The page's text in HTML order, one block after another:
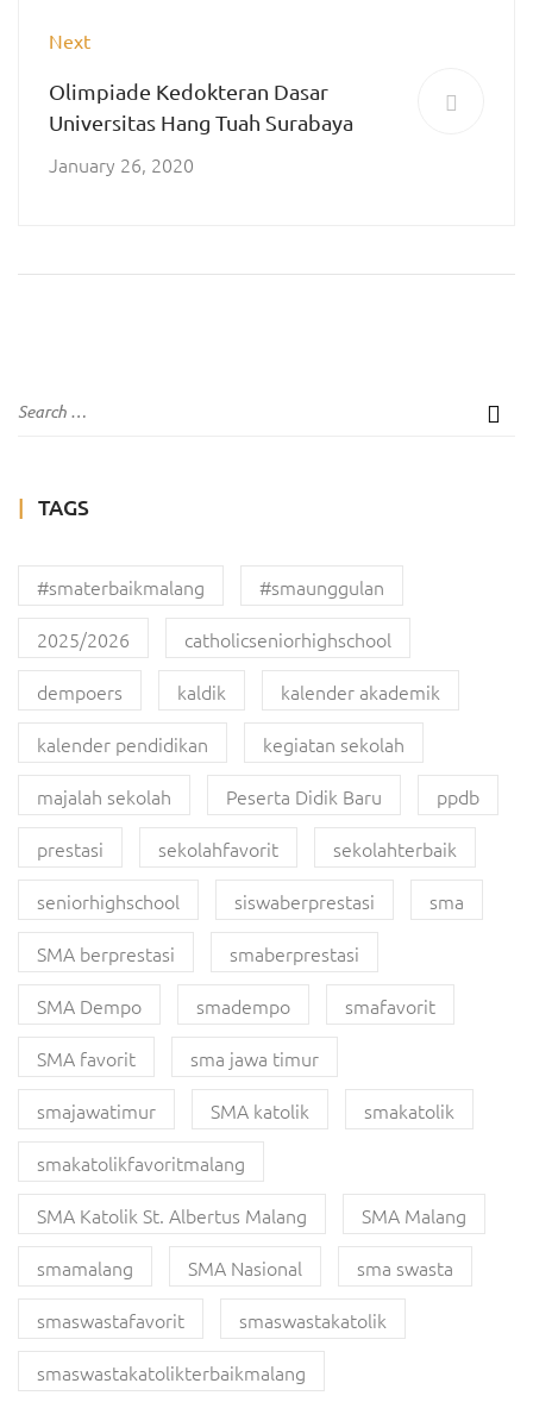
Next
Olimpiade Kedokteran Dasar
Universitas Hang Tuah Surabaya
January 26, 2020
TAGS
#smaterbaikmalang
#smaunggulan
2025/2026
catholicseniorhighschool
dempoers
kaldik
kalender akademik
kalender pendidikan
kegiatan sekolah
majalah sekolah
Peserta Didik Baru
ppdb
prestasi
sekolahfavorit
sekolahterbaik
seniorhighschool
siswaberprestasi
sma
SMA berprestasi
smaberprestasi
SMA Dempo
smadempo
smafavorit
SMA favorit
sma jawa timur
smajawatimur
SMA katolik
smakatolik
smakatolikfavoritmalang
SMA Katolik St. Albertus Malang
SMA Malang
smamalang
SMA Nasional
sma swasta
smaswastafavorit
smaswastakatolik
smaswastakatolikterbaikmalang